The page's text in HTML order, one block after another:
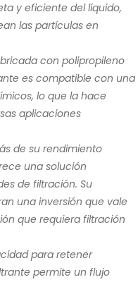
y eficiente del líquido,
las partículas en
con polipropileno
es compatible con una
lo que la hace
aplicaciones
de su rendimiento
una solución
de filtración. Su
una inversión que vale
que requiera filtración
para retener
permite un flujo